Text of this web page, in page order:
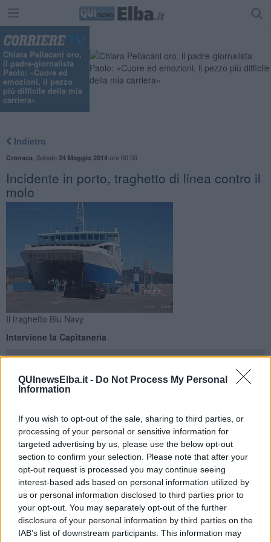
QUInewsElba.it - Do Not Process My Personal
Information
If you wish to opt-out of the sale, sharing to third parties, or
processing of your personal or sensitive information for
targeted advertising by us, please use the below opt-out
section to confirm your selection. Please note that after your
opt-out request is processed you may continue seeing
interest-based ads based on personal information utilized by
us or personal information disclosed to third parties prior to
your opt-out. You may separately opt-out of the further
disclosure of your personal information by third parties on the
IAB’s list of downstream participants. This information may
Chiara Pellacani oro,
il padre-giornalista
Paolo: «Cuore ed
emozioni, il pezzo
più difficile della mia
carriera»
Indietro
Cronaca Sabato 24 Maggio 2014ore 00:50
Incidente in porto, traghetto di linea contro il
molo
Il traghetto Blu Navy
Interviene la Capitaneria
PORTOFERRAIO —
Incidente in banchina per il traghetto Blu Navy
Acciarello. Il fatto si è verificato poco dopo le 18 quando la nave
della compagnia elbana proveniente da Piombino era in arrivo sul
porto di Portoferraio all'Alto Fondale, proprio nel punto dove nella
giornata di ieri è avvenuto lo scontro fra due navi da crociera.
La Acciarello, in fase di attracco, è andata ad urtare il molo, finendo
con l'abbattere una colonnina antincendio e l'insegna portuale.
Sul posto è intervenuta immediatamente la Guardia Costiera,
supportata anche dalla Polizia Municipale di Portoferraio, dai